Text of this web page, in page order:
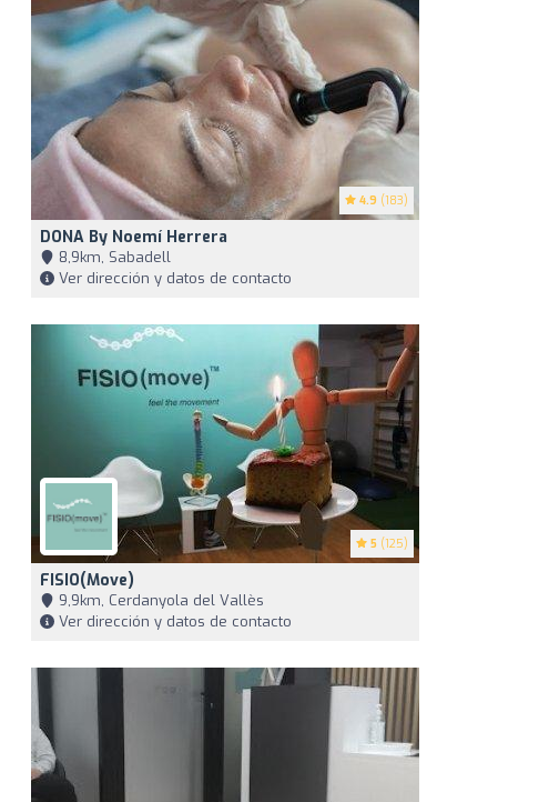
4.9 (183)
DONA By Noemí Herrera
8,9km, Sabadell
Ver dirección y datos de contacto
5 (125)
FISIO(move) ️
9,9km, Cerdanyola del Vallès
Ver dirección y datos de contacto